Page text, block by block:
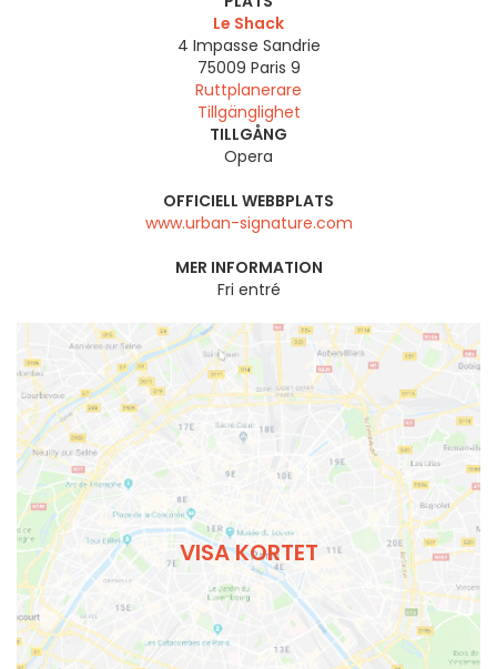
Le Shack
4 Impasse Sandrie
75009 Paris 9
Ruttplanerare
Tillgänglighet
TILLGÅNG
Opera
OFFICIELL WEBBPLATS
www.urban-signature.com
MER INFORMATION
Fri entré
VISA KORTET